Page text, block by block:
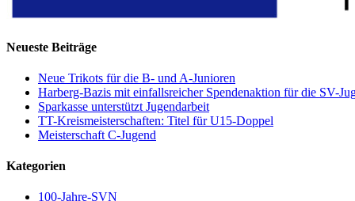
Neueste Beiträge
Neue Trikots für die B- und A-Junioren
Harberg-Bazis mit einfallsreicher Spendenaktion für die SV-
Sparkasse unterstützt Jugendarbeit
TT-Kreismeisterschaften: Titel für U15-Doppel
Meisterschaft C-Jugend
Kategorien
100-Jahre-SVN